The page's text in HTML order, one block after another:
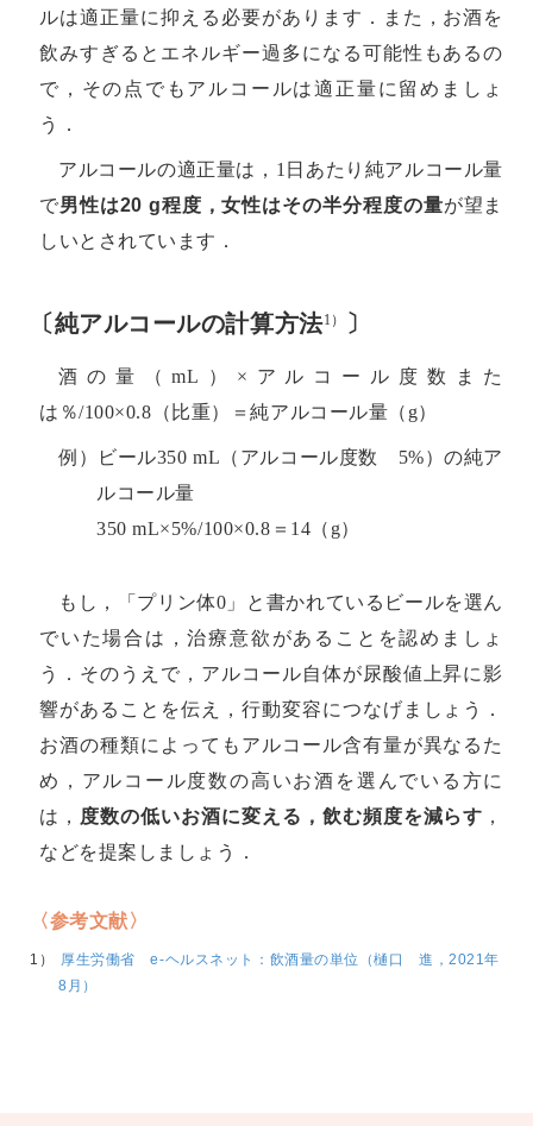
ルは適正量に抑える必要があります．また，お酒を
飲みすぎるとエネルギー過多になる可能性もあるの
で，その点でもアルコールは適正量に留めましょ
う．
アルコールの適正量は，1日あたり純アルコール量
で男性は20 g程度，女性はその半分程度の量が望ま
しいとされています．
〔純アルコールの計算方法1） 〕
酒の量（mL）×アルコール度数また
は％/100×0.8（比重）＝純アルコール量（g）
例）ビール350 mL（アルコール度数 5%）の純ア
ルコール量
350 mL×5%/100×0.8＝14（g）
もし，「プリン体0」と書かれているビールを選ん
でいた場合は，治療意欲があることを認めましょ
う．そのうえで，アルコール自体が尿酸値上昇に影
響があることを伝え，行動変容につなげましょう．
お酒の種類によってもアルコール含有量が異なるた
め，アルコール度数の高いお酒を選んでいる方に
は， 度数の低いお酒に変える，飲む頻度を減らす ，
などを提案しましょう．
〈参考文献〉
厚生労働省 e-ヘルスネット：飲酒量の単位（樋口 進，2021年
8月）